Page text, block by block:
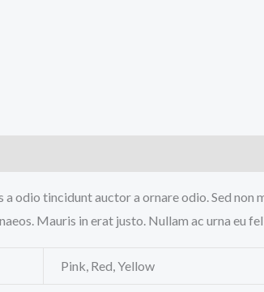
a odio tincidunt auctor a ornare odio. Sed
Mauris in erat justo. Nullam ac urna eu
Pink, Red, Yellow